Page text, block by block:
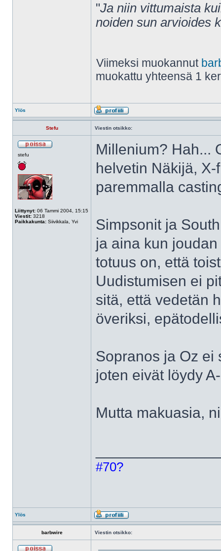
"Ja niin vittumaista
noiden sun arvioides
Viimeksi muokannut
muokattu yhteensä 1
Ylös
Stefu Viestin otsikko:
stefu
Liittynyt: 06 Tammi 2004, 15:15
Viestit: 3218
Paikkakunta: Siivikkala, Yvi
Millenium? Hah...
helvetin Näkijä,
paremmalla
Simpsonit ja
ja aina kun
totuus on, että
Uudistumisen ei
sitä, että vedetän
överiksi,
Sopranos ja Oz ei
joten eivät löydy
Mutta makuasia,
#70?
Ylös
barbwire Viestin otsikko: